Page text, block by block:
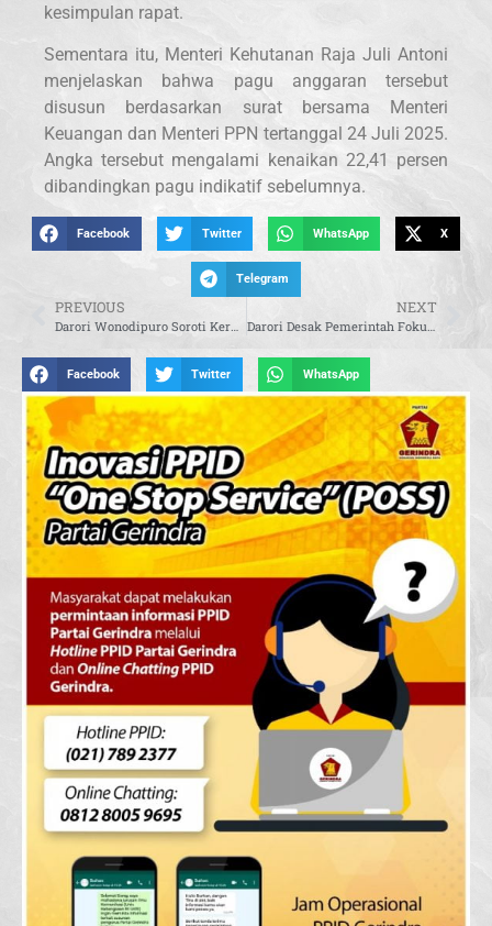
kesimpulan rapat.
Sementara itu, Menteri Kehutanan Raja Juli Antoni
menjelaskan bahwa pagu anggaran tersebut
disusun berdasarkan surat bersama Menteri
Keuangan dan Menteri PPN tertanggal 24 Juli 2025.
Angka tersebut mengalami kenaikan 22,41 persen
dibandingkan pagu indikatif sebelumnya.
Facebook Twitter WhatsApp X
Telegram
PREVIOUS NEXT
Facebook Twitter WhatsApp